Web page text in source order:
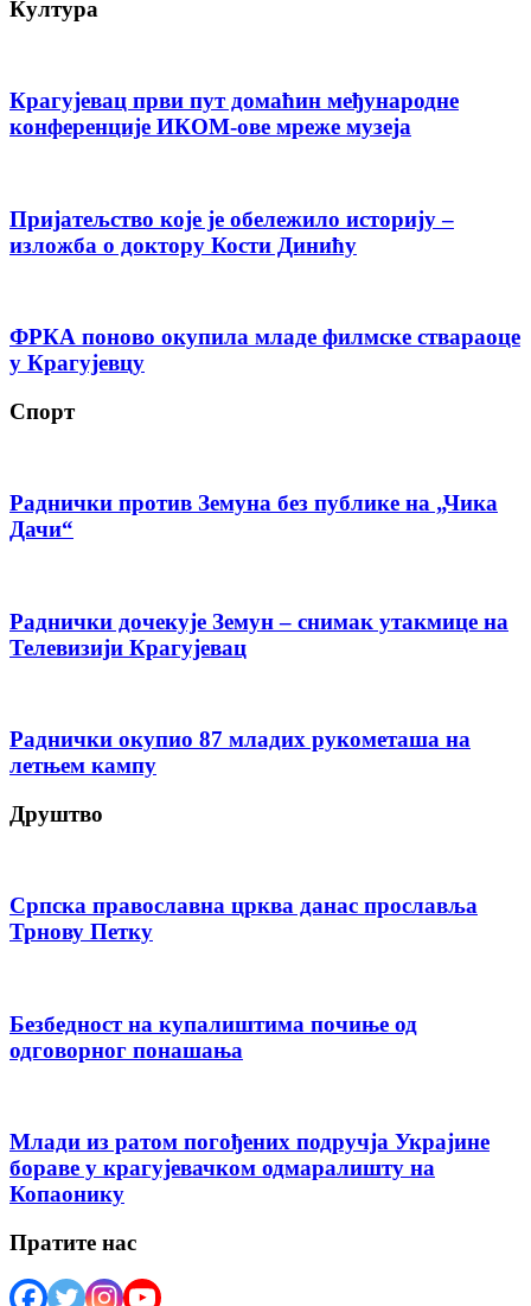
Култура
Крагујевац први пут домаћин међународне
конференције ИКОМ-ове мреже музеја
Пријатељство које је обележило историју –
изложба о доктору Кости Динићу
ФРКА поново окупила младе филмске ствараоце
у Крагујевцу
Спорт
Раднички против Земуна без публике на „Чика
Дачи“
Раднички дочекује Земун – снимак утакмице на
Телевизији Крагујевац
Раднички окупио 87 младих рукометаша на
летњем кампу
Друштво
Српска православна црква данас прославља
Трнову Петку
Безбедност на купалиштима почиње од
одговорног понашања
Млади из ратом погођених подручја Украјине
бораве у крагујевачком одмаралишту на
Копаонику
Пратите нас